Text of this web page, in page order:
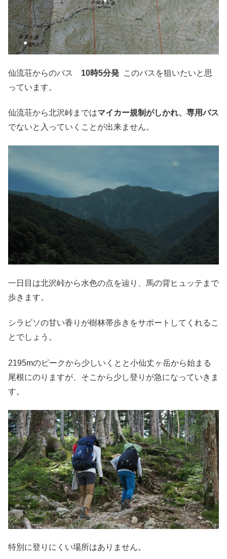
仙流荘からのバス 10時5分発 このバスを狙いたいと思
っています。
仙流荘から北沢峠まではマイカー規制がしかれ、専用バス
でないと入っていくことが出来ません。
一日目は北沢峠から水色の点を辿り、馬の背ヒュッテまで
歩きます。
シラビソの甘い香りが樹林帯歩きをサポートしてくれるこ
とでしょう。
2195mのピークから少しいくとと小仙丈ヶ岳から始まる
尾根にのりますが、そこから少し登りが急になっていきま
す。
特別に登りにくい場所はありません。